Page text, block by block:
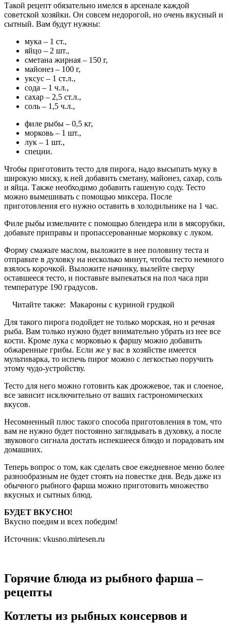
Такой рецепт обязательно имелся в арсенале каждой
советской хозяйки. Он совсем недорогой, но очень вкусный и
сытный. Вам будут нужны:
мука – 1 ст.,
яйцо – 2 шт.,
сметана жирная – 150 г,
майонез – 100 г,
уксус – 1 ст.л.,
сода – 1 ч.л.,
сахар – 2,5 ст.л.,
соль – 1,5 ч.л.,
филе рыбы – 0,5 кг,
морковь – 1 шт.,
лук – 1 шт.,
специи.
Чтобы приготовить тесто для пирога, надо высыпать муку в
широкую миску, к ней добавить сметану, майонез, сахар, соль
и яйца. Также необходимо добавить гашеную соду. Тесто
можно вымешивать с помощью миксера. После
приготовления его нужно оставить в холодильнике на 1 час.
Филе рыбы измельчите с помощью блендера или в мясорубки,
добавьте приправы и пропассерованные морковку с луком.
Форму смажьте маслом, выложите в нее половину теста и
отправьте в духовку на несколько минут, чтобы тесто немного
взялось корочкой. Выложите начинку, вылейте сверху
оставшееся тесто, и поставьте выпекаться на пол часа при
температуре 190 градусов.
Читайте также: Макароны с куриной грудкой
Для такого пирога подойдет не только морская, но и речная
рыба. Вам только нужно будет внимательно убрать из нее все
кости. Кроме лука с морковью к фаршу можно добавить
обжаренные грибы. Если же у вас в хозяйстве имеется
мультиварка, то испечь пирог можно с легкостью поручить
этому чудо-устройству.
Тесто для него можно готовить как дрожжевое, так и слоеное,
все зависит исключительно от ваших гастрономических
вкусов.
Несомненный плюс такого способа приготовления в том, что
вам не нужно будет постоянно заглядывать в духовку, а после
звукового сигнала достать испекшееся блюдо и порадовать им
домашних.
Теперь вопрос о том, как сделать свое ежедневное меню более
разнообразным не будет стоять на повестке дня. Ведь даже из
обычного рыбного фарша можно приготовить множество
вкусных и сытных блюд.
БУДЕТ ВКУСНО!
Вкусно поедим и всех победим!
Источник: vkusno.mirtesen.ru
Горячие блюда из рыбного фарша –
рецепты
Котлеты из рыбных консервов и